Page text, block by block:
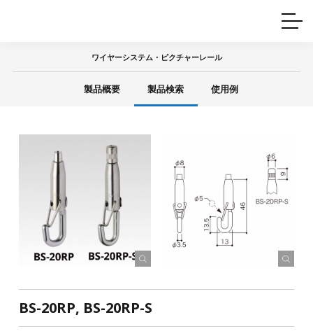
ついて
産業用ワイヤー
技術
サポート
製品の安全と品質について
図面ダウンロード
ワイヤーシステム・ピクチャーレール
製品概要 製品検索 使用例
BS-20RP, BS-20RP-S